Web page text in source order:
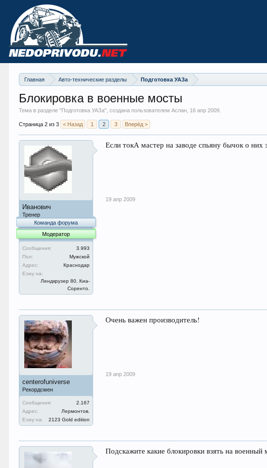
Главная Авто-технические разделы Подготовка УАЗа
Блокировка в военные мосты
Тема в разделе "Подготовка УАЗа", создана пользователем Аслан, 16 апр 2009
Страница 2 из 3 < Назад 1 2 3 Вперёд >
Иванович
Тренер
Команда форума
Модератор
Сообщения:
3.993
Пол:
Мужской
Адрес:
Краснодар
Езжу на:
Лендкрузер 80, Киа-
Соренто.
Если токА мастер на заводе спьяну бычок о них
19 апр 2009
centerofuniverse
Рекордсмен
Сообщения:
2.167
Адрес:
Лермонтов.
Езжу на:
2123 Gold edition
Очень важен производитель!
19 апр 2009
Подскажите какие блокировки взять на